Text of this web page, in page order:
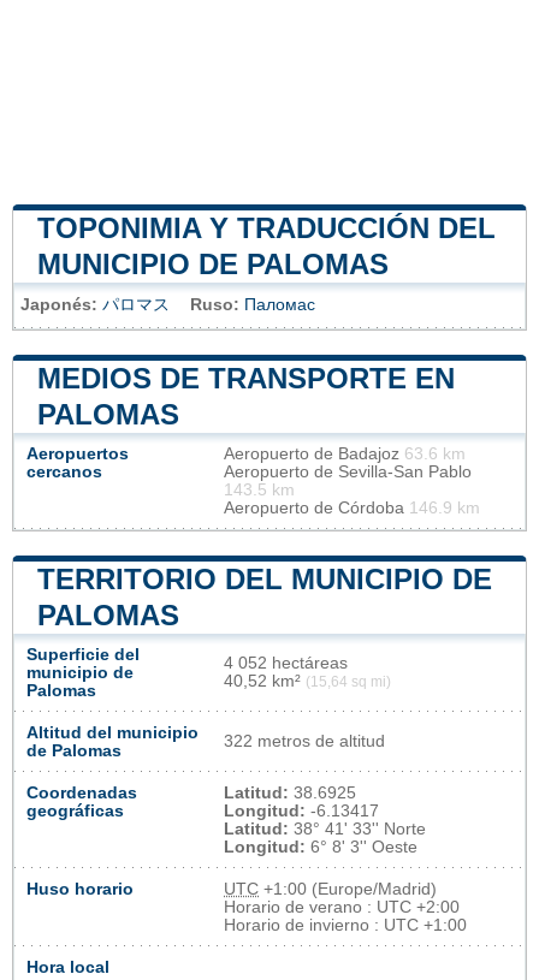
TOPONIMIA Y TRADUCCIÓN DEL
MUNICIPIO DE PALOMAS
Japonés: パロマス Ruso: Паломас
MEDIOS DE TRANSPORTE EN
PALOMAS
Aeropuertos
cercanos
Aeropuerto de Badajoz 63.6 km
Aeropuerto de Sevilla-San Pablo
143.5 km
Aeropuerto de Córdoba 146.9 km
TERRITORIO DEL MUNICIPIO DE
PALOMAS
Superficie del
municipio de
Palomas
4 052 hectáreas
40,52 km² (15,64 sq mi)
Altitud del municipio
de Palomas
322 metros de altitud
Coordenadas
geográficas
Latitud: 38.6925
Longitud: -6.13417
Latitud: 38° 41' 33'' Norte
Longitud: 6° 8' 3'' Oeste
Huso horario UTC +1:00 (Europe/Madrid)
Horario de verano : UTC +2:00
Horario de invierno : UTC +1:00
Hora local